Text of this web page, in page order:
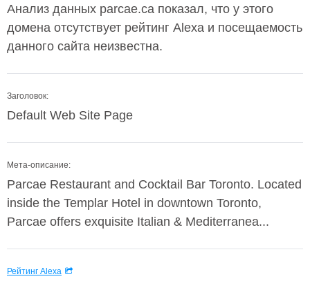
Анализ данных parcae.ca показал, что у этого
домена отсутствует рейтинг Alexa и посещаемость
данного сайта неизвестна.
Заголовок:
Default Web Site Page
Мета-описание:
Parcae Restaurant and Cocktail Bar Toronto. Located
inside the Templar Hotel in downtown Toronto,
Parcae offers exquisite Italian & Mediterranea...
Рейтинг Alexa